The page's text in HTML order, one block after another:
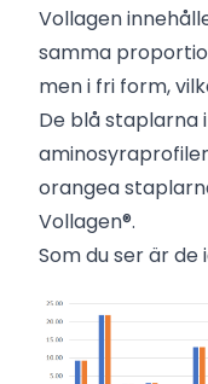
Vollagen
samma
men i fri form,
De blå staplarna
orangea
Vollagen®.
Som du ser är de